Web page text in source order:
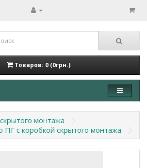
Товаров: 0 (0грн.)
монтажа
с коробкой скрытого монтажа